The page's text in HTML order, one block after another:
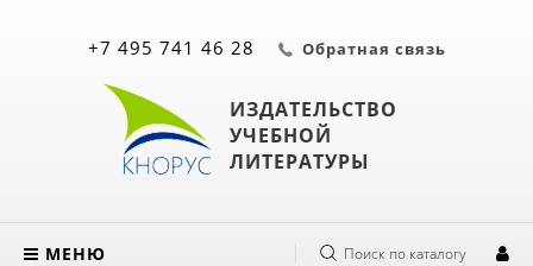
ИЗДАТЕЛЬСТВО
УЧЕБНОЙ
ЛИТЕРАТУРЫ
+7 495 741 46 28 Обратная связь
МЕНЮ Поиск по каталогу